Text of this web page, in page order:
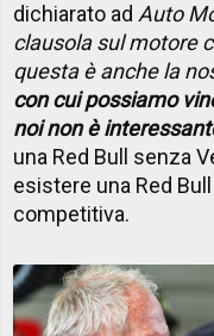
dichiarato adAuto
clausola sul motore
questa è anche la
con cui possiamo
noi non è
una Red Bull senza
esistere una Red
competitiva.